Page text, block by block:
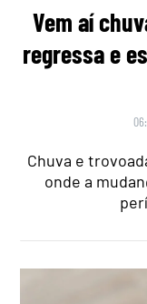
Vem aí
regressa e
Chuva e
onde a